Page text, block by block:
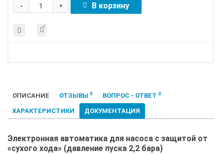
+
- В корзину
ОПИСАНИЕ ОТЗЫВЫ 0 ВОПРОС - ОТВЕТ 0
ХАРАКТЕРИСТИКИ ДОКУМЕНТАЦИЯ
Электронная автоматика для насоса с защитой от
«сухого хода» (давление пуска 2,2 бара)